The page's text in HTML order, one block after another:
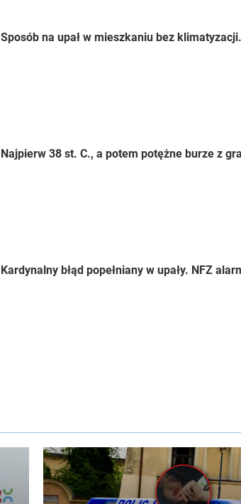
Sposób na upał w mieszkaniu bez
Najpierw 38 st. C., a potem potężne burze z
Kardynalny błąd popełniany w upały. NFZ